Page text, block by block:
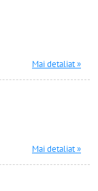
Mai detaliat »
Mai detaliat »